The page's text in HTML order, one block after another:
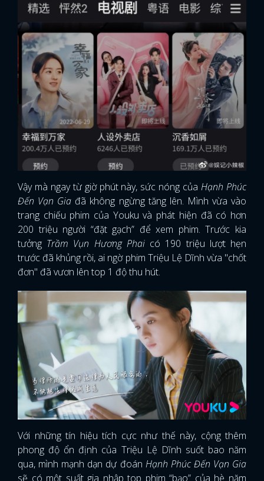
Vậy mà ngay từ giờ phút này, sức nóng củaHạnh Phúc
Đến Vạn Gia đã không ngừng tăng lên. Mình vừa vào
trang chiếu phim của Youku và phát hiện đã có hơn
200 triệu người “đặt gạch” để xem phim. Trước kia
tưởng Trầm Vụn Hương Phaicó 190 triệu lượt hẹn
trước đã khủng rồi, ai ngờ phim Triệu Lệ Dĩnh vừa "chốt
đơn" đã vươn lên top 1 độ thu hút.
Với những tín hiệu tích cực như thế này, cộng thêm
phong độ ổn định của Triệu Lệ Dĩnh suốt bao năm
qua, mình mạnh dạn dự đoán Hạnh Phúc Đến Vạn Gia
sẽ có một suất gia nhập top phim “bạo” của hè năm